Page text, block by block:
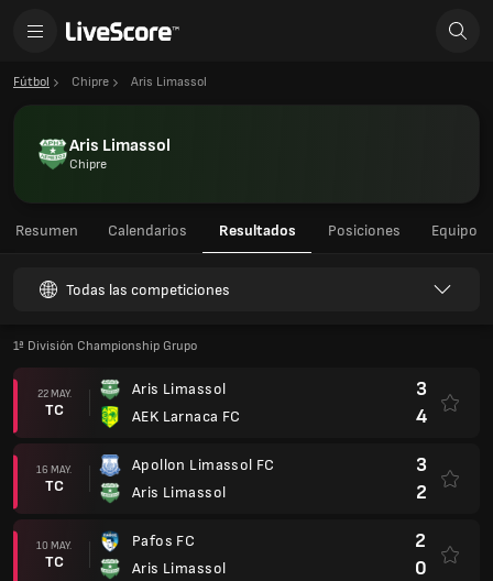
Fútbol Chipre Aris Limassol
Aris Limassol
Chipre
Resumen Calendarios Resultados Posiciones Equipo
Todas las competiciones
1ª División Championship Grupo
22 MAY.
TC
Aris Limassol
AEK Larnaca FC
3
4
16 MAY.
TC
Apollon Limassol FC
Aris Limassol
3
2
10 MAY.
TC
Pafos FC
Aris Limassol
2
0